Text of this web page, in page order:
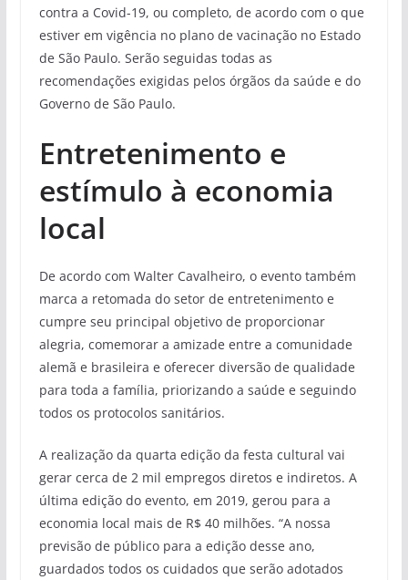
contra a Covid-19, ou completo, de acordo com o que
estiver em vigência no plano de vacinação no Estado
de São Paulo. Serão seguidas todas as
recomendações exigidas pelos órgãos da saúde e do
Governo de São Paulo.
Entretenimento e
estímulo à economia
local
De acordo com Walter Cavalheiro, o evento também
marca a retomada do setor de entretenimento e
cumpre seu principal objetivo de proporcionar
alegria, comemorar a amizade entre a comunidade
alemã e brasileira e oferecer diversão de qualidade
para toda a família, priorizando a saúde e seguindo
todos os protocolos sanitários.
A realização da quarta edição da festa cultural vai
gerar cerca de 2 mil empregos diretos e indiretos. A
última edição do evento, em 2019, gerou para a
economia local mais de R$ 40 milhões. “A nossa
previsão de público para a edição desse ano,
guardados todos os cuidados que serão adotados